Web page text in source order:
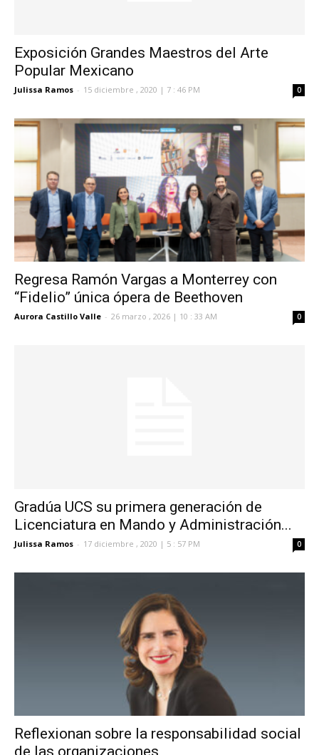
Exposición Grandes Maestros del Arte
Popular Mexicano
Julissa Ramos - 15 diciembre , 2020 | 7 : 46 PM 0
Regresa Ramón Vargas a Monterrey con
“Fidelio” única ópera de Beethoven
Aurora Castillo Valle - 26 marzo , 2026 | 10 : 33 AM 0
Gradúa UCS su primera generación de
Licenciatura en Mando y Administración...
Julissa Ramos - 17 diciembre , 2020 | 5 : 57 PM 0
Reflexionan sobre la responsabilidad social